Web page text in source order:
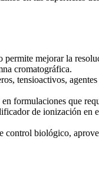
mejorar la
cromatográfica.
tensioactivos, agentes
formulaciones que
de ionización en
control biológico,